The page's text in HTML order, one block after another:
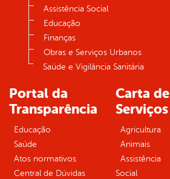
Assistência Social
Educação
Finanças
Obras e Serviços Urbanos
Saúde e Vigilância Sanitária
Portal da
Transparência
Educação
Saúde
Atos normativos
Central de Dúvidas
Carta de
Serviços
Agricultura
Animais
Assistência
Social